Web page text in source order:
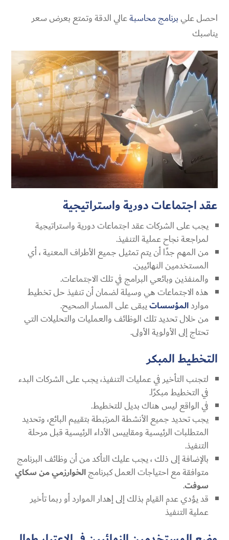
احصل عليبرنامج محاسبةعالي الدقة وتمتع بعرض سعر
يناسبك
عقد اجتماعات دورية واستراتيجية
يجب على الشركات عقد اجتماعات دورية واستراتيجية
لمراجعة نجاح عملية التنفيذ.
من المهم جدًا أن يتم تمثيل جميع الأطراف المعنية ، أي
المستخدمين النهائيين.
والمنفذين وبائعي البرامج في تلك الاجتماعات.
هذه الاجتماعات هي وسيلة لضمان أن تنفيذ حل تخطيط
مواردالمؤسساتيبقى على المسار الصحيح.
من خلال تحديد تلك الوظائف والعمليات والتحليلات التي
تحتاج إلى الأولوية الأولى.
التخطيط المبكر
لتجنب التأخير في عمليات التنفيذ، يجب على الشركات البدء
في التخطيط مبكرًا.
في الواقع ليس هناك بديل للتخطيط.
يجب تحديد جميع الأنشطة المرتبطة بتقييم البائع، وتحديد
المتطلبات الرئيسية ومقاييس الأداء الرئيسية قبل مرحلة
التنفيذ.
بالإضافة إلى ذلك ، يجب عليك التأكد من أن وظائف البرنامج
متوافقة مع احتياجات العمل كبرنامجالخوارزمي من سكاي
سوفت.
قد يؤدي عدم القيام بذلك إلى إهدار الموارد أو ربما تأخير
عملية التنفيذ